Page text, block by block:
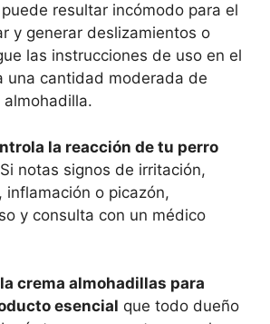
resultar incómodo para el
y generar deslizamientos o
las instrucciones de uso en el
una cantidad moderada de
la reacción de tu perro
notas signos de irritación,
inflamación o picazón,
y consulta con un médico
la crema almohadillas para
esencial que todo dueño